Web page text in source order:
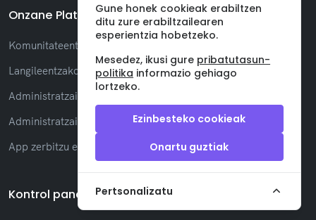
Onzane Plataforma
Komunitateentzako App
Langileentzako App
Administratzaileentzako softwarea
Administratzaileentzako App
App zerbitzu enpresentzat
Kontrol panelak
Gune honek cookieak erabiltzen
ditu zure erabiltzailearen
esperientzia hobetzeko.
Mesedez, ikusi gure pribatutasun-
politika informazio gehiago
lortzeko.
Ezinbesteko cookieak
Onartu guztiak
Pertsonalizatu